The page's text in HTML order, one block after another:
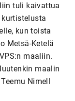
tuli kaivattua
kun toista
Metsä-Ketelä
maaliin.
maalin
Nimell